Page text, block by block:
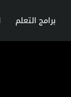
برامج التعلم